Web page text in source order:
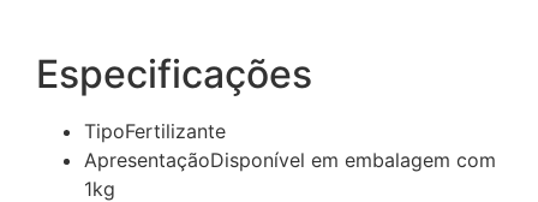
Especificações
TipoFertilizante
ApresentaçãoDisponível em embalagem com
1kg